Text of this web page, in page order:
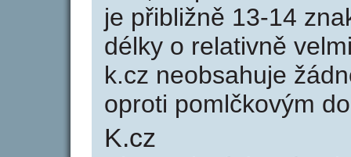
je přibližně 13-14
délky o relativně
k.cz neobsahuje
oproti pomlčkovým
K.cz